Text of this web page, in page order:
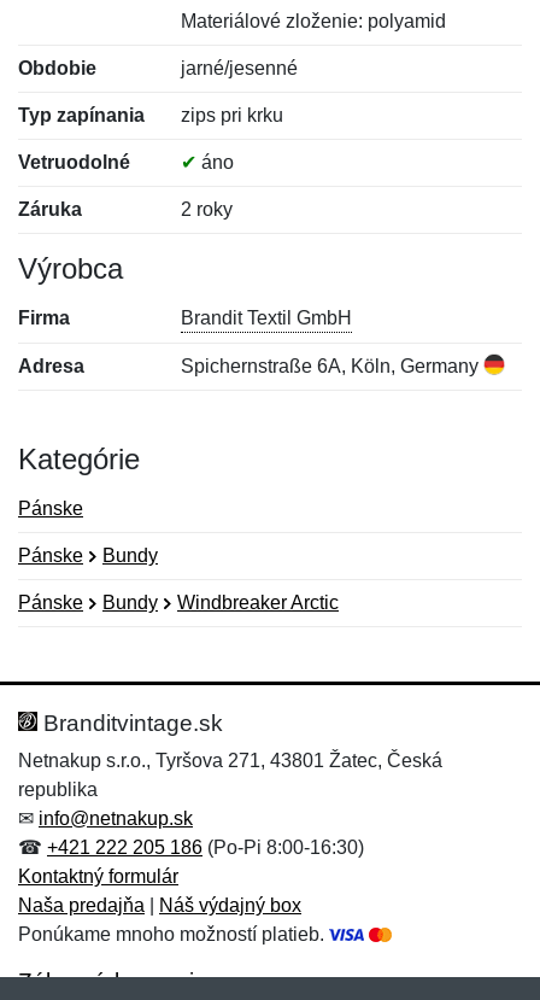
Materiálové zloženie: polyamid
Obdobie jarné/jesenné
Typ zapínania zips pri krku
Vetruodolné ✔ áno
Záruka 2 roky
Výrobca
Firma Brandit Textil GmbH
Adresa Spichernstraße 6A, Köln, Germany
Kategórie
Pánske
Pánske Bundy
Pánske Bundy Windbreaker Arctic
Hodnotenie:
Meno:*
E-mail:
Meno:
E-mail:*
Správa*
Branditvintage.sk
Netnakup s.r.o., Tyršova 271, 43801 Žatec, Česká
republika
✉ info@netnakup.sk
☎ +421 222 205 186 (Po-Pi 8:00-16:30)
Kontaktný formulár
Naša predajňa
Náš výdajný box
Ponúkame mnoho možností platieb.
Zákaznícky servis